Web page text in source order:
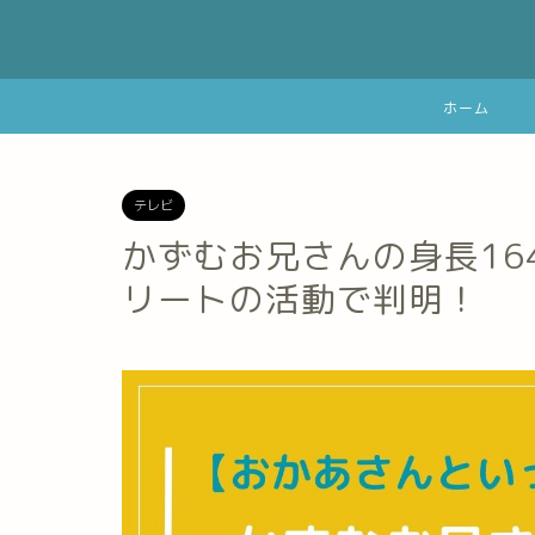
ホーム
テレビ
かずむお兄さんの身長
リートの活動で判明！